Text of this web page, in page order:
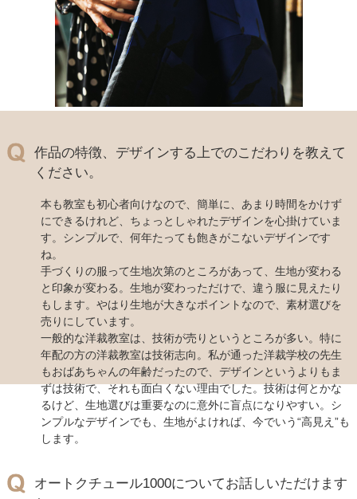
作品の特徴、デザインする上でのこだわりを教えて
ください。
本も教室も初心者向けなので、簡単に、あまり時間をかけず
にできるけれど、ちょっとしゃれたデザインを心掛けていま
す。シンプルで、何年たっても飽きがこないデザインです
ね。
手づくりの服って生地次第のところがあって、生地が変わる
と印象が変わる。生地が変わっただけで、違う服に見えたり
もします。やはり生地が大きなポイントなので、素材選びを
売りにしています。
一般的な洋裁教室は、技術が売りというところが多い。特に
年配の方の洋裁教室は技術志向。私が通った洋裁学校の先生
もおばあちゃんの年齢だったので、デザインというよりもま
ずは技術で、それも面白くない理由でした。技術は何とかな
るけど、生地選びは重要なのに意外に盲点になりやすい。シ
ンプルなデザインでも、生地がよければ、今でいう“高見え”も
します。
オートクチュール1000についてお話しいただけます